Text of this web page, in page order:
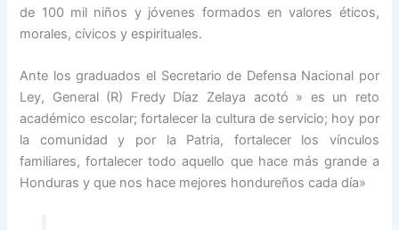
de 100 mil niños y jóvenes formados en valores éticos,
morales, cívicos y espirituales.
Ante los graduados el Secretario de Defensa Nacional por
Ley, General (R) Fredy Díaz Zelaya acotó » es un reto
académico escolar; fortalecer la cultura de servicio; hoy por
la comunidad y por la Patria, fortalecer los vínculos
familiares, fortalecer todo aquello que hace más grande a
Honduras y que nos hace mejores hondureños cada día»